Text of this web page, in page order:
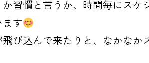
習慣と言うか、時間毎にスケ
す
び込んで来たりと、なかなか